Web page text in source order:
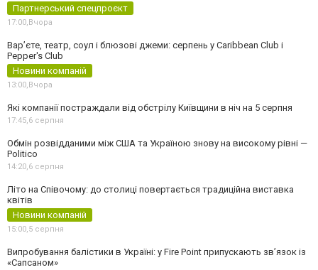
Партнерський спецпроєкт
17:00,Вчора
Вар’єте, театр, соул і блюзові джеми: серпень у Caribbean Club і
Pepper's Club
Новини компаній
13:00,Вчора
Які компанії постраждали від обстрілу Київщини в ніч на 5 серпня
17:45,6 серпня
Обмін розвідданими між США та Україною знову на високому рівні —
Politico
14:20,6 серпня
Літо на Співочому: до столиці повертається традиційна виставка
квітів
Новини компаній
15:00,5 серпня
Випробування балістики в Україні: у Fire Point припускають зв’язок із
«Сапсаном»